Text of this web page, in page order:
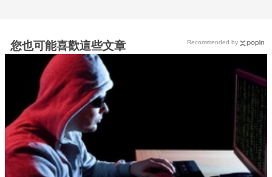
您也可能喜歡這些文章 Recommended by